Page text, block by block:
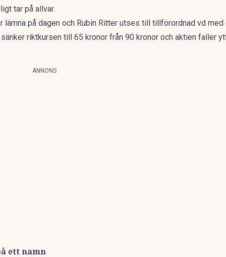
tar på allvar.
lämna på dagen och Rubin Ritter utses till tillförordnad vd med
riktkursen till 65 kronor från 90 kronor och aktien faller
ANNONS
ett namn